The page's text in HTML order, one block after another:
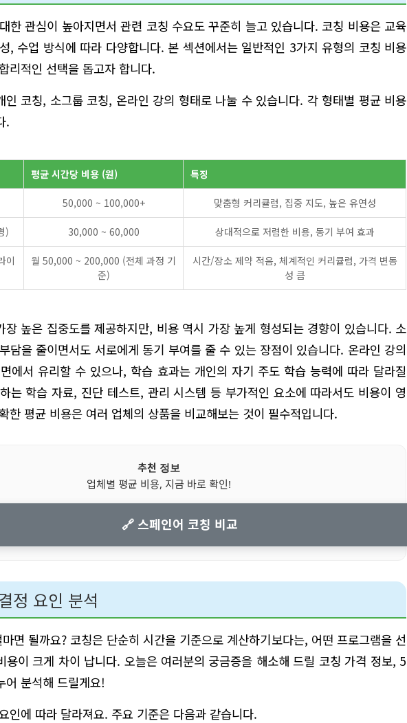
한 관심이 높아지면서 관련 코칭 수요도 꾸준히 늘고 있습니다. 코칭 비용은 교육
, 수업 방식에 따라 다양합니다. 본 섹션에서는 일반적인 3가지 유형의 코칭 비용
리적인 선택을 돕고자 합니다.
인 코칭, 소그룹 코칭, 온라인 강의 형태로 나눌 수 있습니다. 각 형태별 평균 비용
.
평균 시간당 비용 (원) 특징
50,000 ~ 100,000+ 맞춤형 커리큘럼, 집중 지도, 높은 유연성
) 30,000 ~ 60,000 상대적으로 저렴한 비용, 동기 부여 효과
이
월 50,000 ~ 200,000 (전체 과정 기
준)
시간/장소 제약 적음, 체계적인 커리큘럼, 가격 변동
성 큼
장 높은 집중도를 제공하지만, 비용 역시 가장 높게 형성되는 경향이 있습니다. 소
담을 줄이면서도 서로에게 동기 부여를 줄 수 있는 장점이 있습니다. 온라인 강의
에서 유리할 수 있으나, 학습 효과는 개인의 자기 주도 학습 능력에 따라 달라질
는 학습 자료, 진단 테스트, 관리 시스템 등 부가적인 요소에 따라서도 비용이 영
한 평균 비용은 여러 업체의 상품을 비교해보는 것이 필수적입니다.
추천 정보
업체별 평균 비용, 지금 바로 확인!
🔗 스페인어 코칭 비교
정 요인 분석
면 될까요? 코칭은 단순히 시간을 기준으로 계산하기보다는, 어떤 프로그램을 선
용이 크게 차이 납니다. 오늘은 여러분의 궁금증을 해소해 드릴 코칭 가격 정보, 5
어 분석해 드릴게요!
인에 따라 달라져요. 주요 기준은 다음과 같습니다.